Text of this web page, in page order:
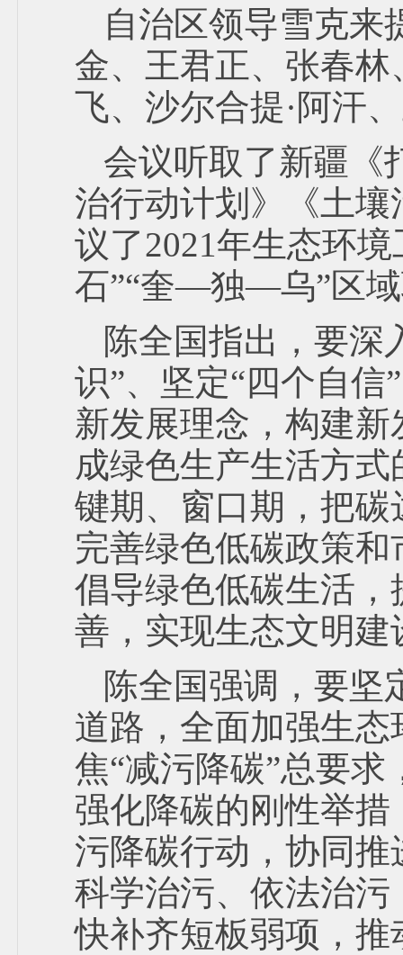
自治区领导雪克来
金、王君正、张春
飞、沙尔合提·阿汗
会议听取了新疆《
治行动计划》《土
议了2021年生态环
石”“奎—独—乌”区
陈全国指出，要深
识”、坚定“四个自信
新发展理念，构建
成绿色生产生活方
键期、窗口期，把
完善绿色低碳政策
倡导绿色低碳生活
善，实现生态文明建
陈全国强调，要坚
道路，全面加强生
焦“减污降碳”总要
强化降碳的刚性举
污降碳行动，协同
科学治污、依法治
快补齐短板弱项，